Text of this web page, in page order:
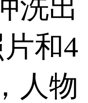
洗出
和4
人物